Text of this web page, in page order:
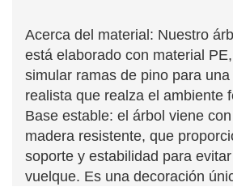
Acerca del material: Nuestro
está elaborado con material
simular ramas de pino para
realista que realza el ambiente
Base estable: el árbol viene
madera resistente, que
soporte y estabilidad para
vuelque. Es una decoración